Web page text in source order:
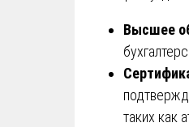
Высшее
таких как